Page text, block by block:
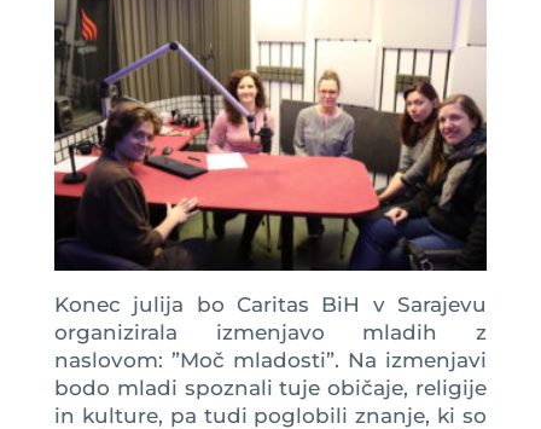
Konec julija bo Caritas BiH v Sarajevu
organizirala izmenjavo mladih z
naslovom: ”Moč mladosti”. Na izmenjavi
bodo mladi spoznali tuje običaje, religije
in kulture, pa tudi poglobili znanje, ki so